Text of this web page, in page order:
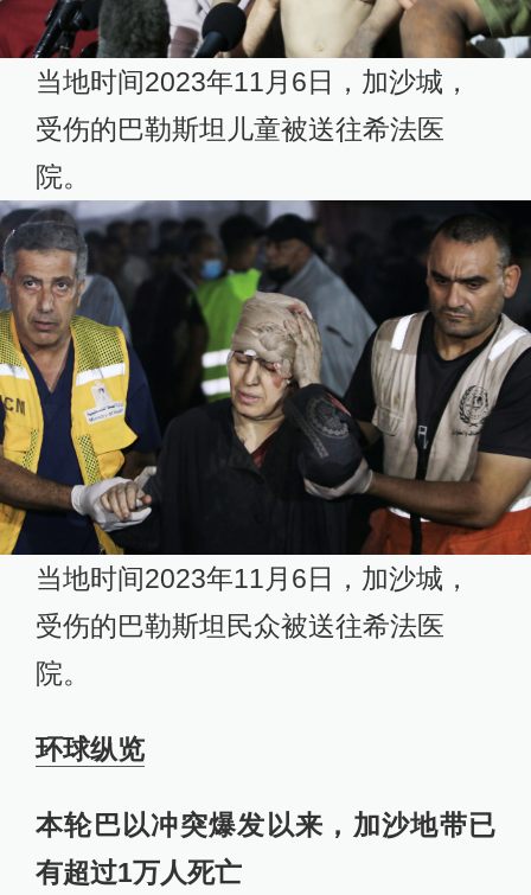
当地时间2023年11月6日，加沙城，
受伤的巴勒斯坦儿童被送往希法医
院。
当地时间2023年11月6日，加沙城，
受伤的巴勒斯坦民众被送往希法医
院。
环球纵览
本轮巴以冲突爆发以来，加沙地带已
有超过1万人死亡